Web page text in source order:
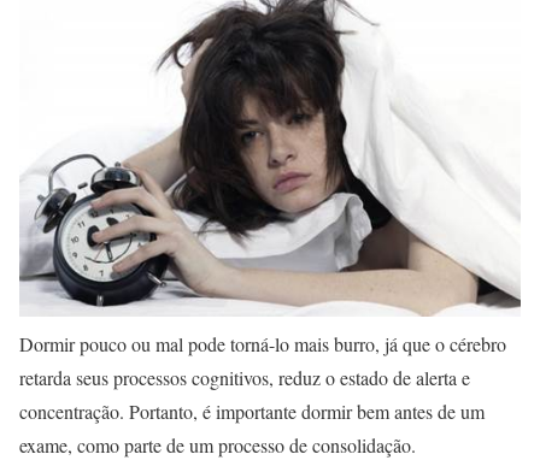
Dormir pouco ou mal pode torná-lo mais burro, já que o cérebro
retarda seus processos cognitivos, reduz o estado de alerta e
concentração. Portanto, é importante dormir bem antes de um
exame, como parte de um processo de consolidação.